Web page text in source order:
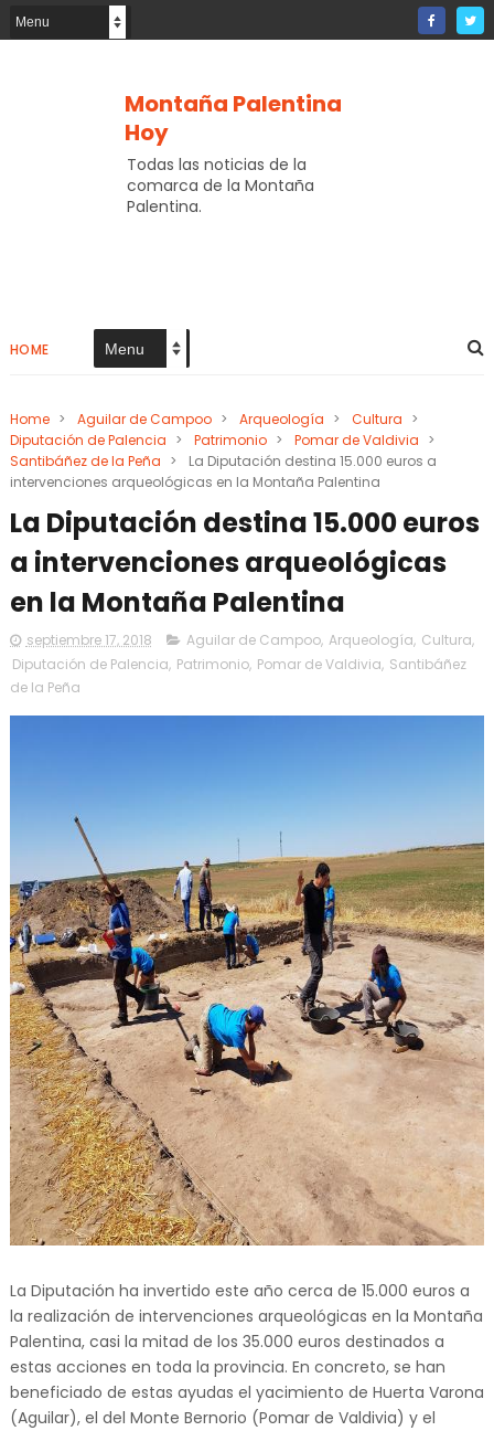
Montaña Palentina
Hoy
Todas las noticias de la
comarca de la Montaña
Palentina.
HOME
Home > Aguilar de Campoo > Arqueología > Cultura >
Diputación de Palencia > Patrimonio > Pomar de Valdivia >
Santibáñez de la Peña >
La Diputación destina 15.000 euros a
intervenciones arqueológicas en la Montaña Palentina
La Diputación destina 15.000 euros
a intervenciones arqueológicas
en la Montaña Palentina
septiembre 17, 2018 Aguilar de Campoo, Arqueología, Cultura,
Diputación de Palencia, Patrimonio, Pomar de Valdivia, Santibáñez
de la Peña
La Diputación ha invertido este año cerca de 15.000 euros a
la realización de intervenciones arqueológicas en la Montaña
Palentina, casi la mitad de los 35.000 euros destinados a
estas acciones en toda la provincia. En concreto, se han
beneficiado de estas ayudas el yacimiento de Huerta Varona
(Aguilar), el del Monte Bernorio (Pomar de Valdivia) y el